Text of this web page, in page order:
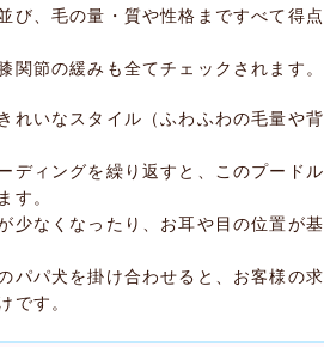
び、毛の量・質や性格まですべて得点
関節の緩みも全てチェックされます。
れいなスタイル（ふわふわの毛量や背
ディングを繰り返すと、このプードル
す。
少なくなったり、お耳や目の位置が基
パパ犬を掛け合わせると、お客様の求
です。